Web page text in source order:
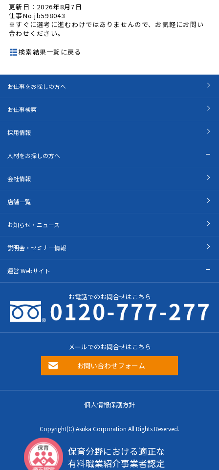
更新日：2026年8月7日
仕事No.jb598043
※すぐに選考に進むわけではありませんので、お気軽にお問い
合わせください。
検索結果一覧に戻る
お仕事をお探しの方へ
お仕事検索
採用情報
人材をお探しの方へ
会社情報
店舗一覧
お知らせ・ニュース
説明会・セミナー情報
運営 Webサイト
お電話でのお問合せはこちら
メールでのお問合せはこちら
お問い合わせフォーム
個人情報保護方針
Copyright(C) Asuka Corporation All Rights Reserved.
保育分野における適正な
有料職業紹介事業者認定